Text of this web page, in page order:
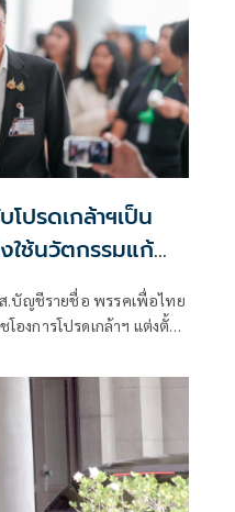
ปรดเกล้าฯเป็น
ใช้นวัตกรรมแก้
.บัญชีรายชื่อ พรรคเพื่อไทย
งการโปรดเกล้าฯ แต่งตั้ง